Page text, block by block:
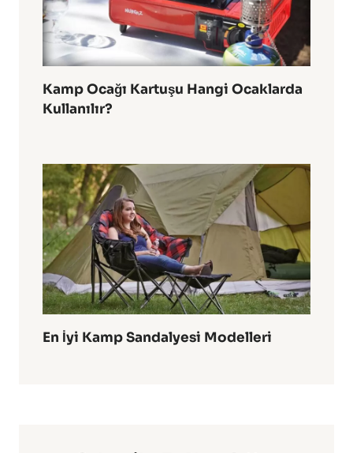
Kamp Ocağı Kartuşu Hangi Ocaklarda
Kullanılır?
En İyi Kamp Sandalyesi Modelleri